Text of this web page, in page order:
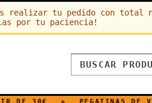
realizar tu pedido con
por tu paciencia!